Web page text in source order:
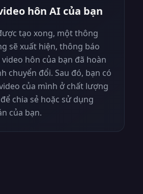
hôn AI của bạn
tạo xong, một thông
sẽ xuất hiện, thông báo
hôn của bạn đã hoàn
chuyển đổi. Sau đó, bạn có
của mình ở chất lượng
chia sẻ hoặc sử dụng
của bạn.